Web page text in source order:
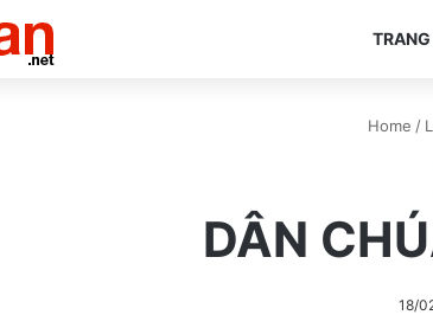
Home /
DÂN
18/